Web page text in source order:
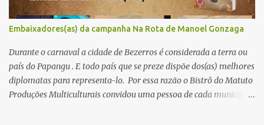
painel- 02/05/25 - 14h30: Tema: A poesia que Encanta e Conta
Histórias - Mediador: Janilson Sales Convidados: Ediana Torres e
Biu Lourenço - Acesse aqui para se increver 4º painel- 02/05/25 -
16h: Tema: Dizeres Poéticos - Mediador: Pedro...
Embaixadores(as) da campanha Na Rota de Manoel Gonzaga
Durante o carnaval a cidade de Bezerros é considerada a terra ou
país do Papangu . E todo país que se preze dispõe dos(as) melhores
diplomatas para representa-lo. Por essa razão o Bistrô do Matuto
Produções Multiculturais convidou uma pessoa de cada município